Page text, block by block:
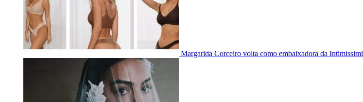
Margarida Corceiro volta como embaixadora da Intimissimi